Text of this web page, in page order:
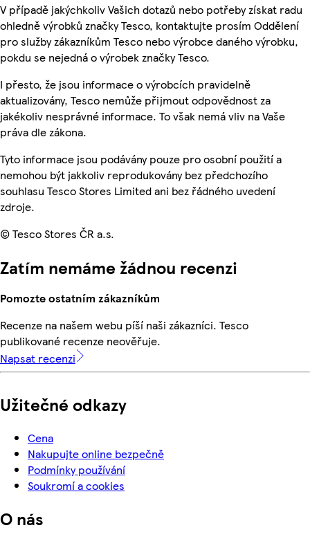
V případě jakýchkoliv Vašich dotazů nebo potřeby získat radu
ohledně výrobků značky Tesco, kontaktujte prosím Oddělení
pro služby zákazníkům Tesco nebo výrobce daného výrobku,
pokdu se nejedná o výrobek značky Tesco.
I přesto, že jsou informace o výrobcích pravidelně
aktualizovány, Tesco nemůže přijmout odpovědnost za
jakékoliv nesprávné informace. To však nemá vliv na Vaše
práva dle zákona.
Tyto informace jsou podávány pouze pro osobní použití a
nemohou být jakkoliv reprodukovány bez předchozího
souhlasu Tesco Stores Limited ani bez řádného uvedení
zdroje.
© Tesco Stores ČR a.s.
Zatím nemáme žádnou recenzi
Pomozte ostatním zákazníkům
Recenze na našem webu píší naši zákazníci. Tesco
publikované recenze neověřuje.
Napsat recenzi
Užitečné odkazy
Cena
Nakupujte online bezpečně
Podmínky používání
Soukromí a cookies
O nás